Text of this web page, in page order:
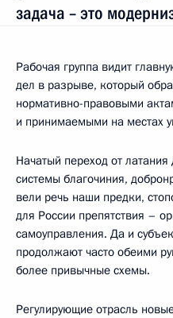
задача – это
Рабочая группа видит
дел в разрыве, который
нормативно-правовыми
и принимаемыми на местах
Начатый переход от
системы благочиния,
вели речь наши предки,
для России препятствия –
самоуправления. Да и
продолжают часто обеими
более привычные схемы.
Регулирующие отрасль